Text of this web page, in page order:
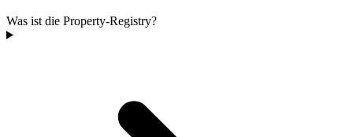
Was ist die Property-Registry?